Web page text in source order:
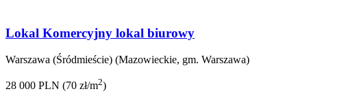
Lokal Komercyjny lokal biurowy
Warszawa (Śródmieście) (Mazowieckie, gm. Warszawa)
28 000 PLN (70 zł/m2)